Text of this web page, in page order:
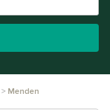
Menden